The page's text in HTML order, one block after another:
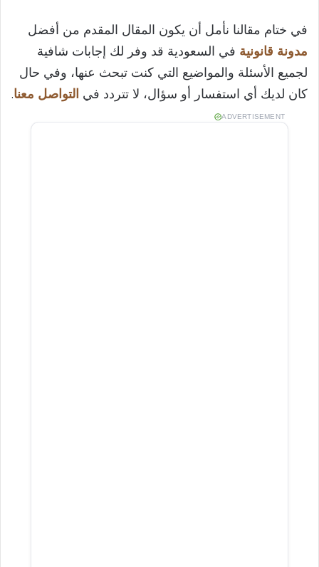
في ختام مقالنا نأمل أن يكون المقال المقدم من أفضل
مدونة قانونية في السعودية قد وفر لك إجابات شافية
لجميع الأسئلة والمواضيع التي كنت تبحث عنها، وفي حال
كان لديك أي استفسار أو سؤال، لا تتردد في التواصل معنا.
ADVERTISEMENT